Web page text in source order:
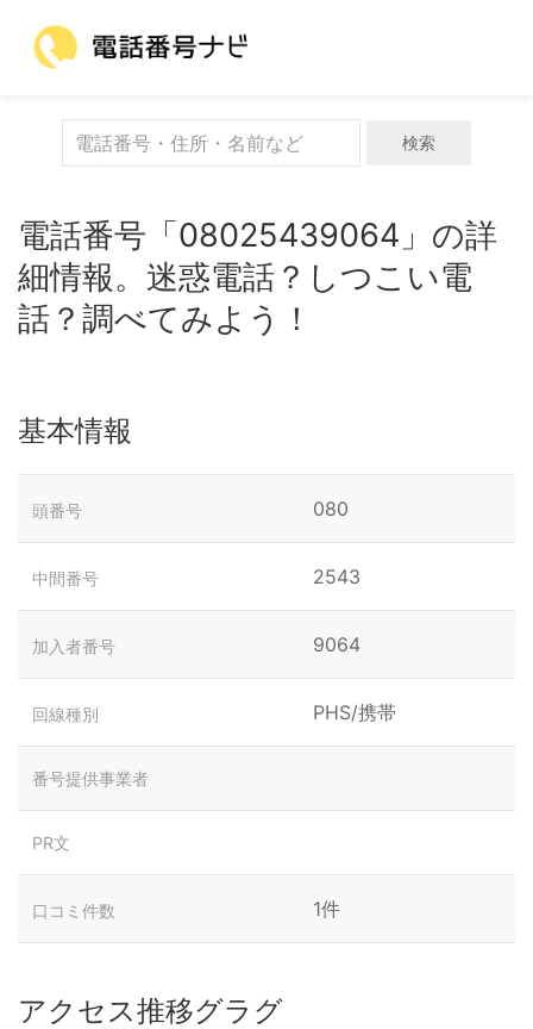
検索
電話番号「08025439064」の詳
細情報。迷惑電話？しつこい電
話？調べてみよう！
基本情報
頭番号 080
中間番号 2543
加入者番号 9064
回線種別 PHS/携帯
番号提供事業者
PR文
口コミ件数 1件
アクセス推移グラグ